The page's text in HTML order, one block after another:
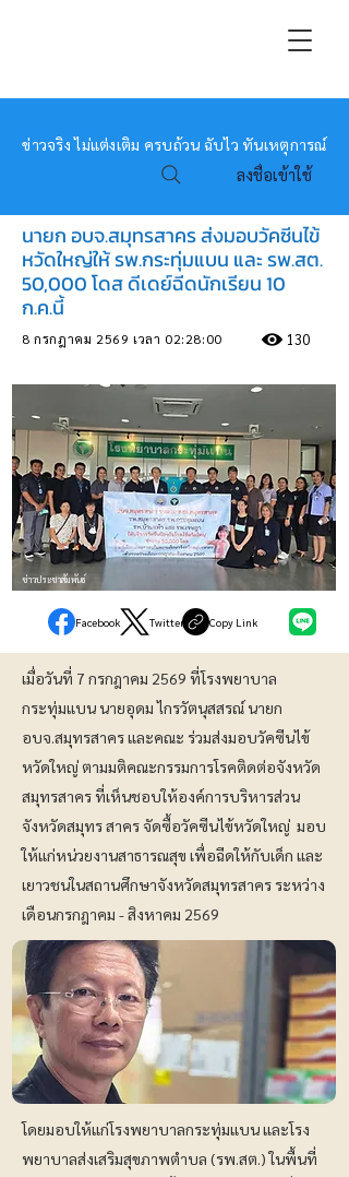
หมอข่าว
ข่าวจริง ไม่แต่งเติม ครบถ้วน ฉับไว ทันเหตุการณ์
ลงชื่อเข้าใช้
นายก อบจ.สมุทรสาคร ส่งมอบวัคซีนไข้
หวัดใหญ่ให้ รพ.กระทุ่มแบน และ รพ.สต.
50,000 โดส ดีเดย์ฉีดนักเรียน 10
ก.ค.นี้
8 กรกฎาคม 2569 เวลา 02:28:00 130
ข่าวประชาสัมพันธ์
Facebook Twitter Copy Link
เมื่อวันที่ 7 กรกฎาคม 2569 ที่โรงพยาบาล
กระทุ่มแบน นายอุดม ไกรวัตนุสสรณ์ นายก
อบจ.สมุทรสาคร และคณะ ร่วมส่งมอบวัคซีนไข้
หวัดใหญ่ ตามมติคณะกรรมการโรคติดต่อจังหวัด
สมุทรสาคร ที่เห็นชอบให้องค์การบริหารส่วน
จังหวัดสมุทร สาคร จัดซื้อวัคซีนไข้หวัดใหญ่ มอบ
ให้แก่หน่วยงานสาธารณสุข เพื่อฉีดให้กับเด็ก และ
เยาวชนในสถานศึกษาจังหวัดสมุทรสาคร ระหว่าง
เดือนกรกฎาคม - สิงหาคม 2569
โดยมอบให้แก่โรงพยาบาลกระทุ่มแบน และโรง
พยาบาลส่งเสริมสุขภาพตำบล (รพ.สต.) ในพื้นที่